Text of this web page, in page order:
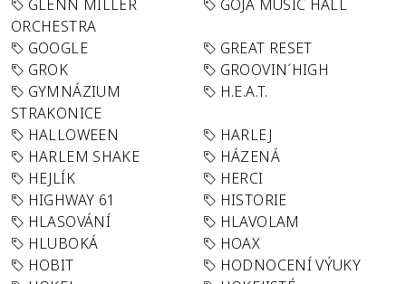
GLENN MILLER
ORCHESTRA
GOJA MUSIC HALL
GOOGLE
GREAT RESET
GROK
GROOVIN´HIGH
GYMNÁZIUM
STRAKONICE
H.E.A.T.
HALLOWEEN
HARLEJ
HARLEM SHAKE
HÁZENÁ
HEJLÍK
HERCI
HIGHWAY 61
HISTORIE
HLASOVÁNÍ
HLAVOLAM
HLUBOKÁ
HOAX
HOBIT
HODNOCENÍ VÝUKY